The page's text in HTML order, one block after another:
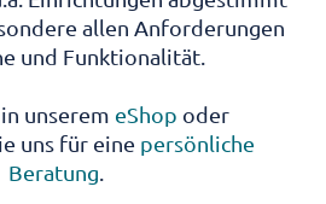
allen Anforderungen
und Funktionalität.
unserem eShop oder
uns für eine persönliche
Beratung